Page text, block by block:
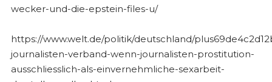
wecker-und-die-epstein-files-u/
https://www.welt.de/politik/deutschland/
journalisten-verband-wenn-journalisten-prostitution-
ausschliesslich-als-einvernehmliche-sexarbeit-